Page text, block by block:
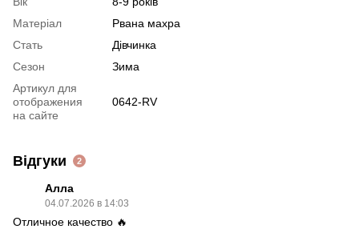
Матеріал
Рвана махра
Стать
Дівчинка
Сезон
Зима
Артикул для
отображения
на сайте
0642-RV
Відгуки 2
Алла
04.07.2026 в 14:03
Отличное качество 🔥